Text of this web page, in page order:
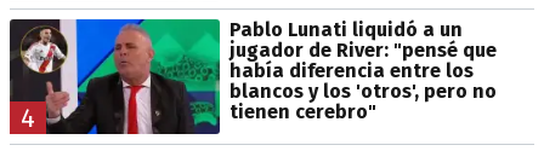
4
Pablo Lunati liquidó a un
jugador de River: "pensé que
había diferencia entre los
blancos y los 'otros', pero no
tienen cerebro"